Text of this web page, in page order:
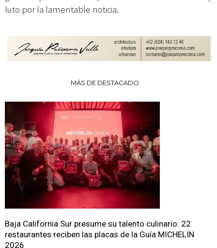
luto por la lamentable noticia.
MÁS DE DESTACADO
Baja California Sur presume su talento culinario: 22
restaurantes reciben las placas de la Guía MICHELIN
2026